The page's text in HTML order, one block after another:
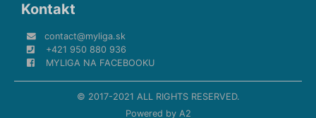
Kontakt
contact@myliga.sk
+421 950 880 936
MYLIGA NA FACEBOOKU
© 2017-2021 ALL RIGHTS RESERVED.
Powered by A2